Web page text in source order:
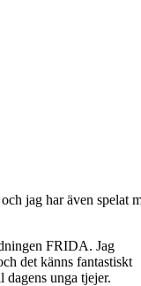
jag har även spelat
FRIDA. Jag
det känns fantastiskt
dagens unga tjejer.